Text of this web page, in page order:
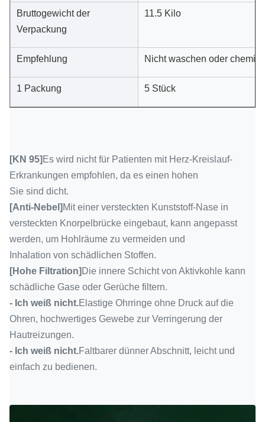
Bruttogewicht der
Verpackung
11.5 Kilo
Empfehlung Nicht waschen oder
1 Packung 5 Stück
[KN 95] Es wird nicht für Patienten mit Herz-Kreislauf-
Erkrankungen empfohlen, da es einen hohen
Sie sind dicht.
[Anti-Nebel] Mit einer versteckten Kunststoff-Nase in
versteckten Knorpelbrücke eingebaut, kann angepasst
werden, um Hohlräume zu vermeiden und
Inhalation von schädlichen Stoffen.
[Hohe Filtration] Die innere Schicht von Aktivkohle kann
schädliche Gase oder Gerüche filtern.
- Ich weiß nicht.Elastige Ohrringe ohne Druck auf die
Ohren, hochwertiges Gewebe zur Verringerung der
Hautreizungen.
- Ich weiß nicht.Faltbarer dünner Abschnitt, leicht und
einfach zu bedienen.